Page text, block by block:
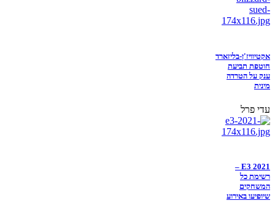
אקטיוויז'ן-בליזארד
חוטפת תביעת
ענק על הטרדה
מינית
עדי פרל
E3 2021 –
רשימת כל
המשחקים
שיופיעו באירוע